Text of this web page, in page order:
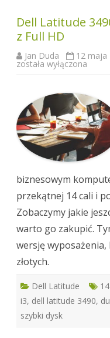
Dell Latitude
z Full HD
Jan Duda 12 maja
Dell
niedrogi
14-
calowiec
z
Full
HD
została wyłączona
biznesowym
przekątnej 14 cali i
Zobaczymy jakie
warto go zakupić.
wersję
złotych.
Dell Latitude
i3, dell latitude 3490,
szybki dysk